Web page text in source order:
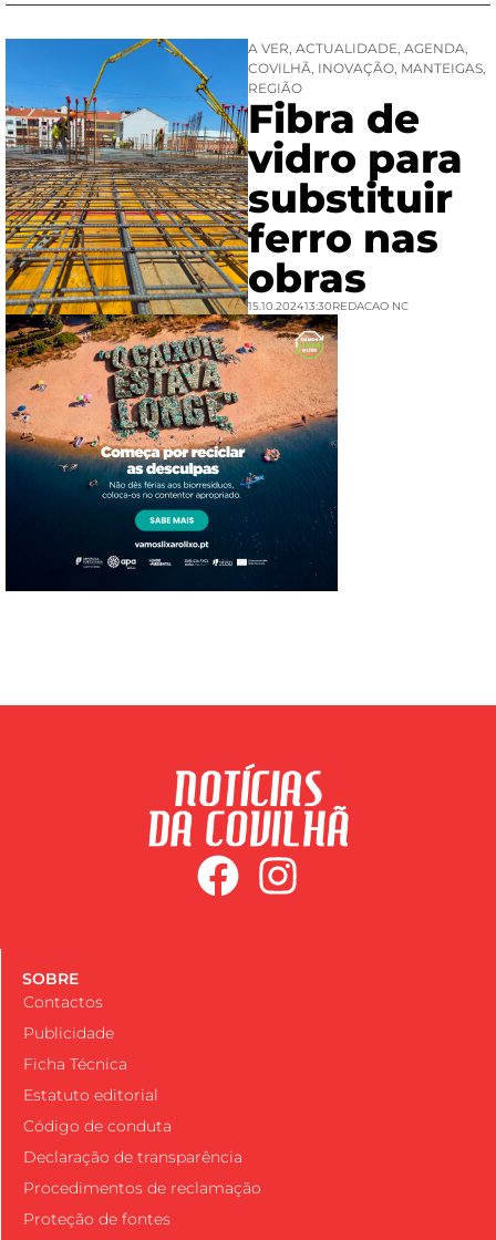
A VER, ACTUALIDADE, AGENDA,
COVILHÃ, INOVAÇÃO, MANTEIGAS,
REGIÃO
Fibra de
vidro para
substituir
ferro nas
obras
15.10.202413:30REDACAO NC
SOBRE
Contactos
Publicidade
Ficha Técnica
Estatuto editorial
Código de conduta
Declaração de transparência
Procedimentos de reclamação
Proteção de fontes